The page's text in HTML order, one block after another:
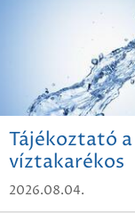
Tájékoztató a
víztakarékos
vízhasználatról
2026.08.04.